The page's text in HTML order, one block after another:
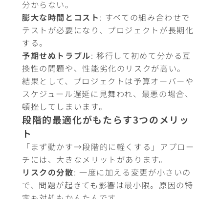
分からない。
膨大な時間とコスト : すべての組み合わせで
テストが必要になり、プロジェクトが長期化
する。
予期せぬトラブル: 移行して初めて分かる互
換性の問題や、性能劣化のリスクが高い。
結果として、プロジェクトは予算オーバーや
スケジュール遅延に見舞われ、最悪の場合、
頓挫してしまいます。
段階的最適化がもたらす3つのメリッ
ト
「まず動かす→段階的に軽くする」アプロー
チには、大きなメリットがあります。
リスクの分散: 一度に加える変更が小さいの
で、問題が起きても影響は最小限。原因の特